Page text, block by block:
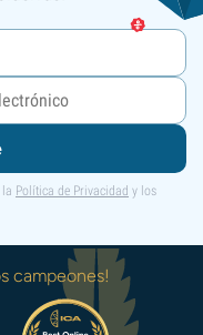
Política de Privacidad y los
campeones!